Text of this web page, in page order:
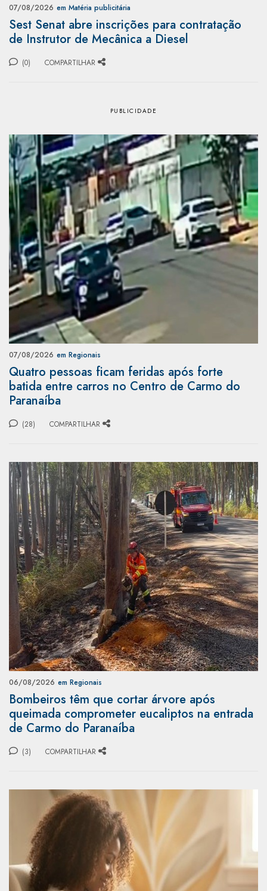
07/08/2026 em Matéria publicitária
Sest Senat abre inscrições para contratação
de Instrutor de Mecânica a Diesel
(0) COMPARTILHAR
07/08/2026 em Regionais
Quatro pessoas ficam feridas após forte
batida entre carros no Centro de Carmo do
Paranaíba
(28) COMPARTILHAR
06/08/2026 em Regionais
Bombeiros têm que cortar árvore após
queimada comprometer eucaliptos na entrada
de Carmo do Paranaíba
(3) COMPARTILHAR